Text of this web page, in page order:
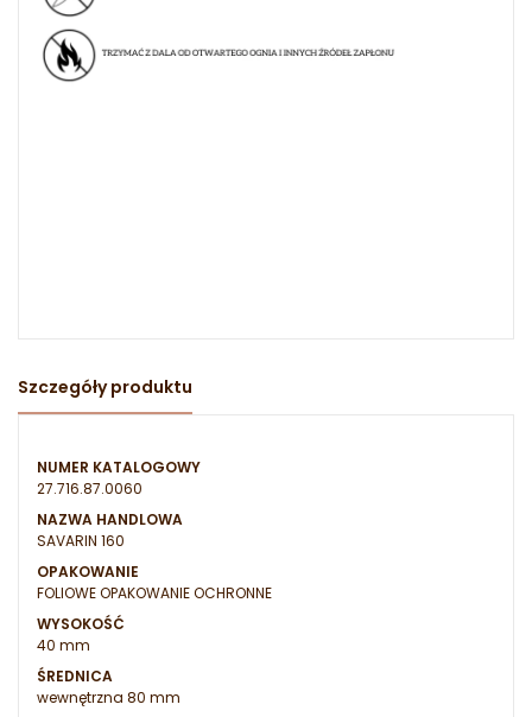
Szczegóły produktu
NUMER KATALOGOWY
27.716.87.0060
NAZWA HANDLOWA
SAVARIN 160
OPAKOWANIE
FOLIOWE OPAKOWANIE OCHRONNE
WYSOKOŚĆ
40 mm
ŚREDNICA
wewnętrzna 80 mm